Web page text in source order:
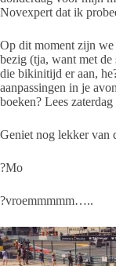
Novexpert dat ik
Op dit moment zijn
bezig (tja, want met
die bikinitijd er aan,
aanpassingen in je
boeken? Lees
Geniet nog lekker van
?Mo
?vroemmmmm…..